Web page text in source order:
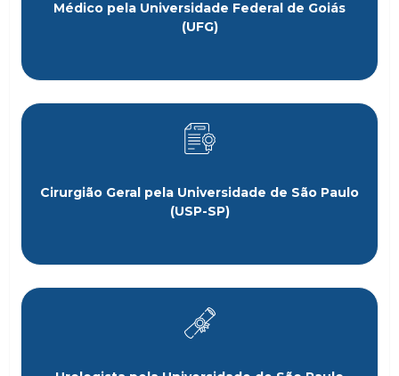
Médico pela Universidade Federal de Goiás
(UFG)
Cirurgião Geral pela Universidade de São Paulo
(USP-SP)